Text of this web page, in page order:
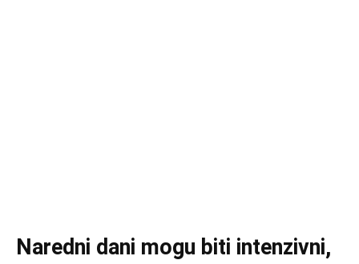
Naredni dani mogu biti intenzivni,